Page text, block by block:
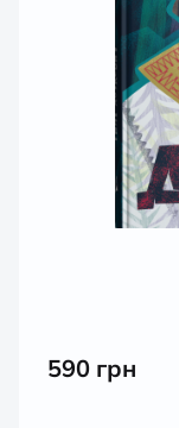
590 грн